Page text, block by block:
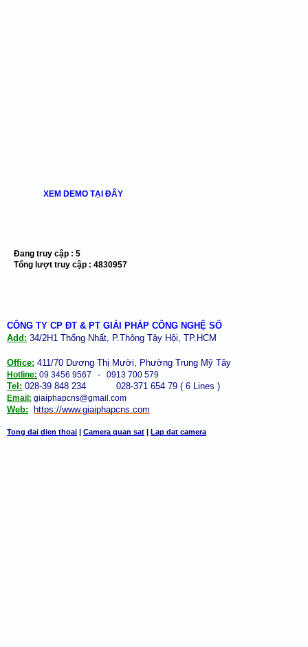
XEM DEMO TẠI ĐÂY
Đang truy cập : 5
Tổng lượt truy cập : 4830957
CÔNG TY CP ĐT & PT GIẢI PHÁP CÔNG NGHỆ SỐ
Add: 34/2H1 Thống Nhất, P.Thông Tây Hội, TP.HCM
Office: 411/70 Dương Thị Mười, Phường Trung Mỹ Tây
Hotline: 09 3456 9567 - 0913 700 579
Tel: 028-39 848 234 028-371 654 79 ( 6 Lines )
Email: giaiphapcns@gmail.com
Web: https://www.giaiphapcns.com
Tong dai dien thoai | Camera quan sat | Lap dat camera